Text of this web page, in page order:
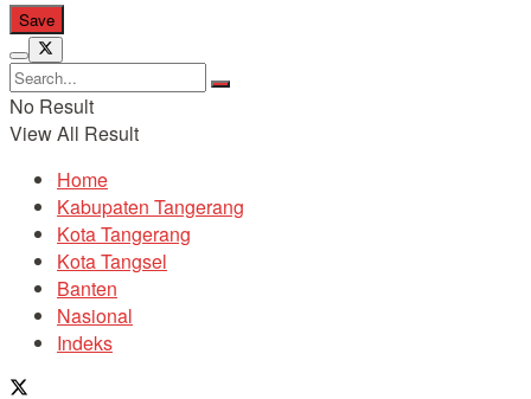
No Result
View All Result
Home
Kabupaten Tangerang
Kota Tangerang
Kota Tangsel
Banten
Nasional
Indeks